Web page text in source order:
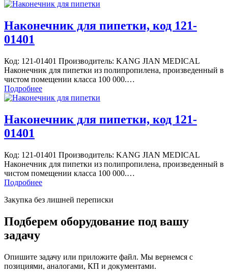
Наконечник для пипетки, код 121-
01401
Код: 121-01401 Производитель: KANG JIAN MEDICAL
Наконечник для пипетки из полипропилена, произведенный в
чистом помещении класса 100 000.…
Подробнее
Наконечник для пипетки, код 121-
01401
Код: 121-01401 Производитель: KANG JIAN MEDICAL
Наконечник для пипетки из полипропилена, произведенный в
чистом помещении класса 100 000.…
Подробнее
Закупка без лишней переписки
Подберем оборудование под вашу
задачу
Опишите задачу или приложите файл. Мы вернемся с
позициями, аналогами, КП и документами.